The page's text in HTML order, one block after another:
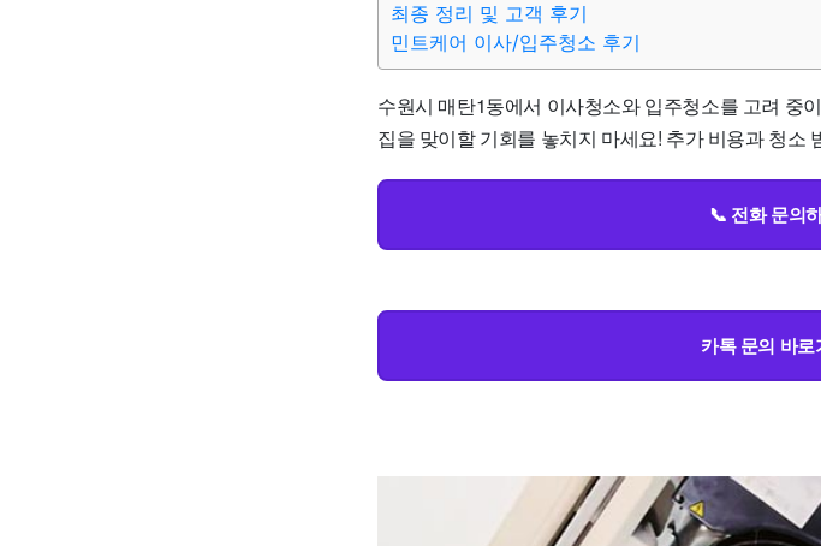
최종 정리 및 고객 후기
민트케어 이사/입주청소 후기
수원시 매탄1동에서 이사청소와 입주청소를 고려 중
집을 맞이할 기회를 놓치지 마세요! 추가 비용과 청소
📞 전화 문의
카톡 문의 바